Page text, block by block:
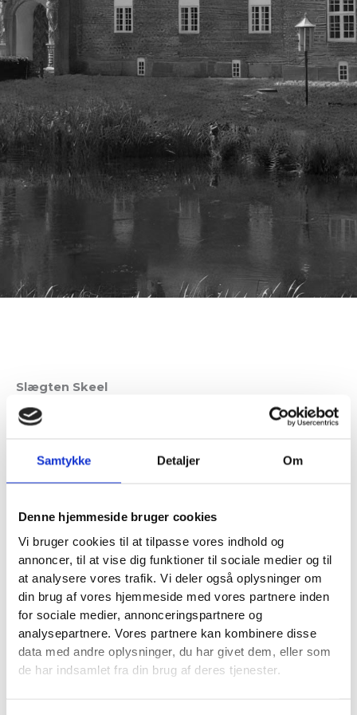
Samtykke Detaljer Om
Denne hjemmeside bruger cookies
Vi bruger cookies til at tilpasse vores indhold og
annoncer, til at vise dig funktioner til sociale medier og til
at analysere vores trafik. Vi deler også oplysninger om
din brug af vores hjemmeside med vores partnere inden
for sociale medier, annonceringspartnere og
analysepartnere. Vores partnere kan kombinere disse
data med andre oplysninger, du har givet dem, eller som
de har indsamlet fra din brug af deres tjenester.
Slægten Skeel
Familien Skeel / Scheel har ejet Ulstrup, i lige
århundrede til 1818, vekslende med navnene Christen
og Jørgen.
Rigsråd Christen Skeel (1543-1595).
Han var den eneste søn til Albret Skeel til ”Hegnet,
Hammelmose og Fussingø” og gift med Margrethe
Brahe, Tycho Brahes søster. Han er den egentlige
grundlægger af Ulstrup, i det han satte sig det mål at
gøre den til en hovedgård.